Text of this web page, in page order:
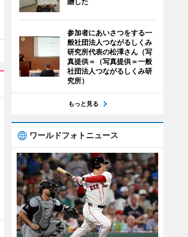
参加者にあいさつをする一
般社団法人つながるしくみ
研究所代表の松澤さん（写
真提供＝（写真提供＝一般
社団法人つながるしくみ研
究所）
もっと見る
ワールドフォトニュース